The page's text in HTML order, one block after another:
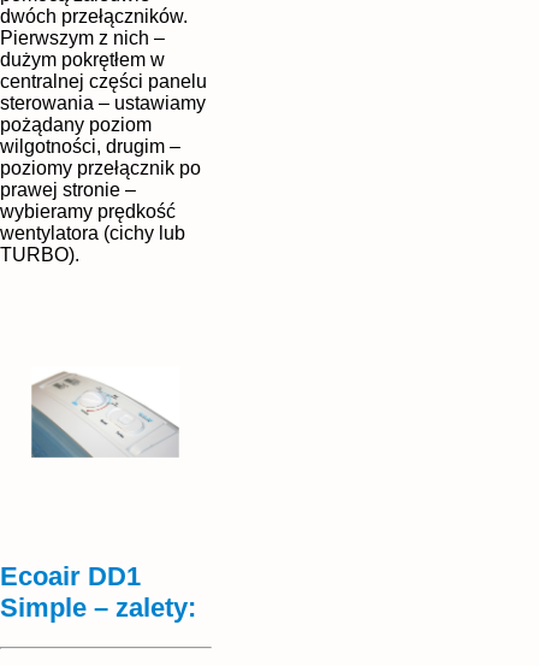
dwóch przełączników.
Pierwszym z nich –
dużym pokrętłem w
centralnej części panelu
sterowania – ustawiamy
pożądany poziom
wilgotności, drugim –
poziomy przełącznik po
prawej stronie –
wybieramy prędkość
wentylatora (cichy lub
TURBO).
Ecoair DD1
Simple – zalety: